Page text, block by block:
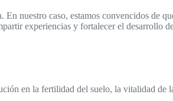
nuestro caso, estamos convencidos de
experiencias y fortalecer el desarrollo
en la fertilidad del suelo, la vitalidad de